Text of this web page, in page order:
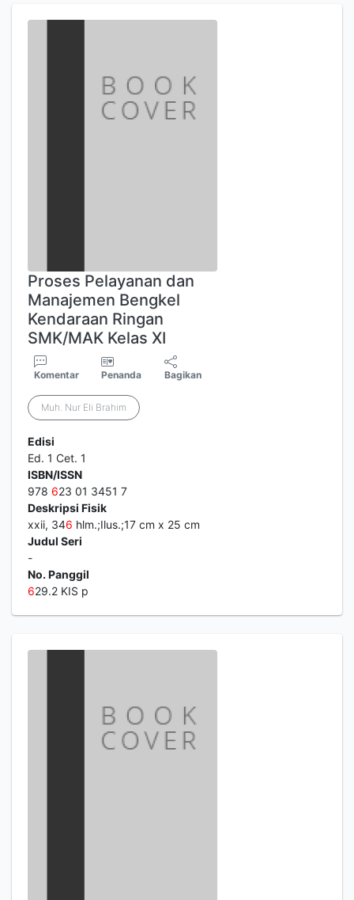
Proses Pelayanan dan
Manajemen Bengkel
Kendaraan Ringan
SMK/MAK Kelas XI
Komentar Penanda Bagikan
Muh. Nur Eli Brahim
Edisi
Ed. 1 Cet. 1
ISBN/ISSN
978 623 01 3451 7
Deskripsi Fisik
xxii, 346 hlm.;Ilus.;17 cm x 25 cm
Judul Seri
-
No. Panggil
629.2 KIS p